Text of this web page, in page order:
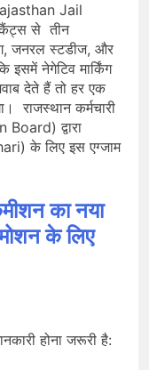
Jail
से तीन
जनरल स्टडीज, और
नेगेटिव मार्किंग
देते हैं तो हर एक
राजस्थान कर्मचारी
द्वारा
के लिए इस एग्जाम
का नया
के लिए
होना जरूरी है: